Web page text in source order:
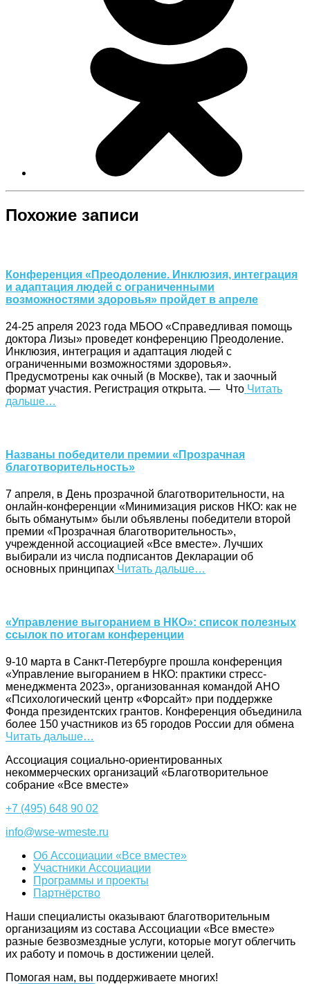
Похожие записи
Конференция «Преодоление. Инклюзия, интеграция
и адаптация людей с ограниченными
возможностями здоровья» пройдет в апреле
24-25 апреля 2023 года МБОО «Справедливая помощь
доктора Лизы» проведет конференцию Преодоление.
Инклюзия, интеграция и адаптация людей с
ограниченными возможностями здоровья».
Предусмотрены как очный (в Москве), так и заочный
формат участия. Регистрация открыта. — Что Читать
дальше…
Названы победители премии «Прозрачная
благотворительность»
7 апреля, в День прозрачной благотворительности, на
онлайн-конференции «Минимизация рисков НКО: как не
быть обманутым» были объявлены победители второй
премии «Прозрачная благотворительность»,
учрежденной ассоциацией «Все вместе». Лучших
выбирали из числа подписантов Декларации об
основных принципах Читать дальше…
«Управление выгоранием в НКО»: список полезных
ссылок по итогам конференции
9-10 марта в Санкт-Петербурге прошла конференция
«Управление выгоранием в НКО: практики стресс-
менеджмента 2023», организованная командой АНО
«Психологический центр «Форсайт» при поддержке
Фонда президентских грантов. Конференция объединила
более 150 участников из 65 городов России для обмена
Читать дальше…
Ассоциация cоциально-ориентированных
некоммерческих организаций «Благотворительное
собрание «Все вместе»
+7 (495) 648 90 02
info@wse-wmeste.ru
Об Ассоциации «Все вместе»
Участники Ассоциации
Программы и проекты
Партнёрство
Наши специалисты оказывают благотворительным
организациям из состава Ассоциации «Все вместе»
разные безвозмездные услуги, которые могут облегчить
их работу и помочь в достижении целей.
Помогая нам, вы поддерживаете многих!